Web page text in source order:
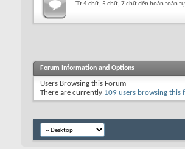
Từ 4 chữ, 5 chữ, 7 chữ đến hoàn toàn
Forum Information and Options
Users Browsing this Forum
There are currently 109 users browsing this